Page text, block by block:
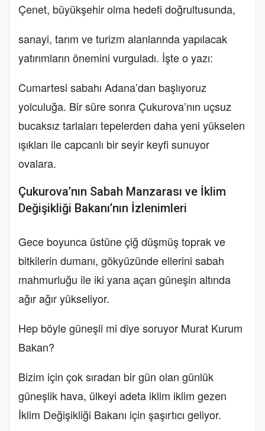
Çenet, büyükşehir olma hedefi doğrultusunda,
sanayi, tarım ve turizm alanlarında yapılacak
yatırımların önemini vurguladı. İşte o yazı:
Cumartesi sabahı Adana’dan başlıyoruz
yolculuğa. Bir süre sonra Çukurova’nın uçsuz
bucaksız tarlaları tepelerden daha yeni yükselen
ışıkları ile capcanlı bir seyir keyfi sunuyor
ovalara.
Çukurova’nın Sabah Manzarası ve İklim
Değişikliği Bakanı’nın İzlenimleri
Gece boyunca üstüne çiğ düşmüş toprak ve
bitkilerin dumanı, gökyüzünde ellerini sabah
mahmurluğu ile iki yana açan güneşin altında
ağır ağır yükseliyor.
Hep böyle güneşli mi diye soruyor Murat Kurum
Bakan?
Bizim için çok sıradan bir gün olan günlük
güneşlik hava, ülkeyi adeta iklim iklim gezen
İklim Değişikliği Bakanı için şaşırtıcı geliyor.